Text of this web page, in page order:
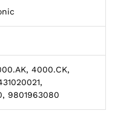
4000.CK,
9801963080